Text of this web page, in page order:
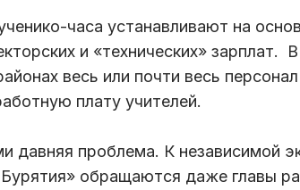
часа устанавливают на
и «технических» зарплат.
весь или почти весь
плату учителей.
давняя проблема. К независимой
Бурятия» обращаются даже главы